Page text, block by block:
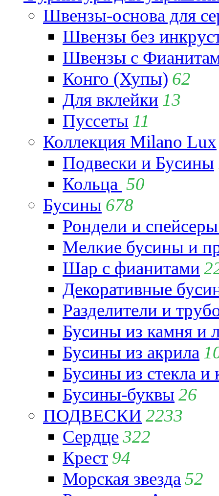
Швензы-основа для
Швензы без
Швензы с
Конго (Хупы) 62
Для вклейки 13
Пуссеты 11
Коллекция Milano Lux
Подвески и Бусины
Кольца 50
Бусины 678
Рондели и
Мелкие бусины и
Шар с фианитами
Декоративные
Разделители и
Бусины из камня и
Бусины из акрила
Бусины из стекла и
Бусины-буквы 26
ПОДВЕСКИ 2233
Сердце322
Крест 94
Морская звезда52